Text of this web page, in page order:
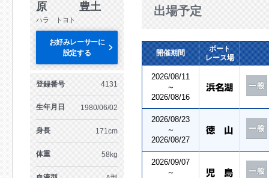
原 豊土
ハラ トヨト
お好みレーサーに
設定する
登録番号 4131
生年月日 1980/06/02
身長 171cm
体重 58kg
出場予定
開催期間
ボート
レース場
2026/08/11
～
2026/08/16
2026/08/23
～
2026/08/27
2026/09/07
～